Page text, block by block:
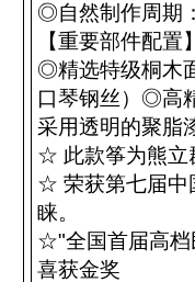
◎自然制作周期
【重要部件配置
◎精选特级桐木
口琴钢丝）◎高
采用透明的聚脂
☆ 此款筝为熊立
☆ 荣获第七届中
睐。
☆"全国首届高档
喜获金奖